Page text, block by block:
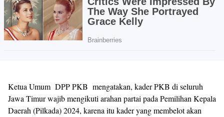
Ketua Umum DPP PKB mengatakan, kader PKB di seluruh
Jawa Timur wajib mengikuti arahan partai pada Pemilihan Kepala
Daerah (Pilkada) 2024, karena itu kader yang membelot akan